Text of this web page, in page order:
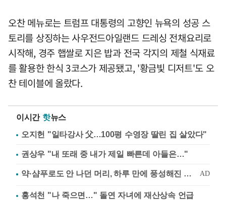
오찬 메뉴로는 트럼프 대통령의 고향인 뉴욕의 성공 스
토리를 상징하는 사우전드아일랜드 드레싱 전채요리로
시작해, 경주 햅쌀로 지은 밥과 전국 각지의 제철 식재료
를 활용한 한식 3코스가 제공됐고, '황금빛 디저트'도 오
찬 테이블에 올랐다.
이시간 핫뉴스
오지헌 "일타강사 父…100평 수영장 딸린 집 살았다"
권상우 "내 또래 중 내가 제일 빠른데 아들은…"
홍석천 "나 죽으면…" 돌연 자녀에 재산상속 언급